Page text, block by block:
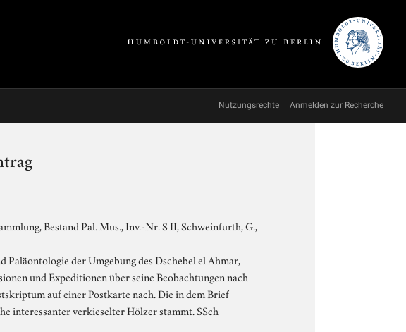
Nutzungsrechte Anmelden zur Recherche
Bestand Pal. Mus., Inv.-Nr. S II, Schweinfurth, G.,
der Umgebung des Dschebel el Ahmar,
und Expeditionen über seine Beobachtungen nach
auf einer Postkarte nach. Die in dem Brief
interessanter verkieselter Hölzer stammt. SSch